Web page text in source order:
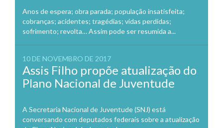
Anos de espera; obra parada; população insatisfeita;
cobranças; acidentes; tragédias; vidas perdidas;
sofrimento; revolta… Assim pode ser resumida a...
10 DE NOVEMBRO DE 2017
Assis Filho propõe atualização do
Plano Nacional de Juventude
A Secretaria Nacional de Juventude (SNJ) está
conversando com deputados federais sobre a atualização